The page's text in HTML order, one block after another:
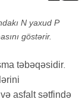
N yaxud P
göstərir.
təbəqəsidir
asfalt sətfində